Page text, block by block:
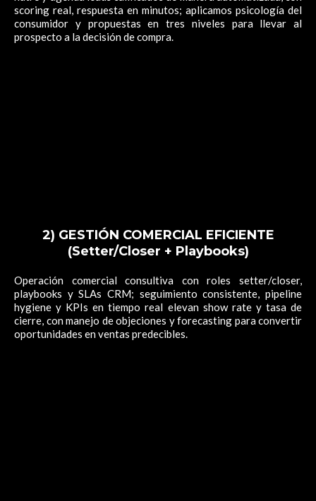
scoring real, respuesta en minutos; aplicamos psicología del
consumidor y propuestas en tres niveles para llevar al
prospecto a la decisión de compra.
2) GESTIÓN COMERCIAL EFICIENTE
(Setter/Closer + Playbooks)
Operación comercial consultiva con roles setter/closer,
playbooks y SLAs CRM; seguimiento consistente, pipeline
hygiene y KPIs en tiempo real elevan show rate y tasa de
cierre, con manejo de objeciones y forecasting para convertir
oportunidades en ventas predecibles.